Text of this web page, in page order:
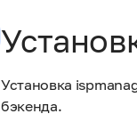
Установка
бэкенда.